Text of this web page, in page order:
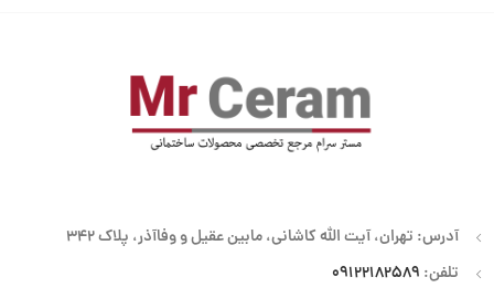
آدرس: تهران، آیت الله کاشانی، مابین عقیل و وفاآذر، پلاک 342
تلفن: 09122182589